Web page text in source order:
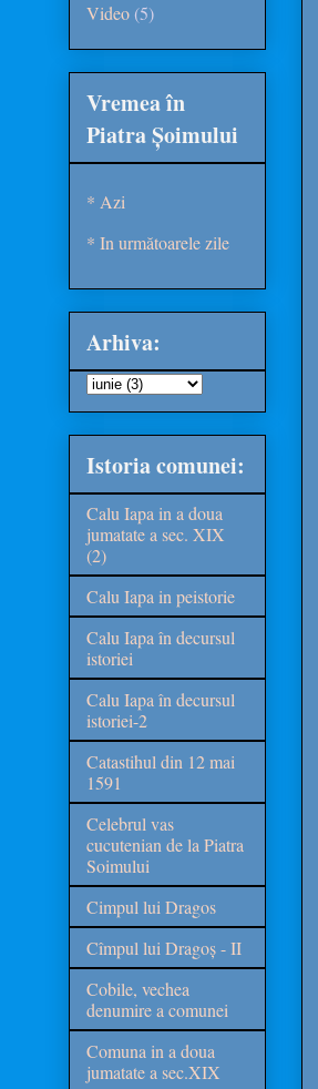
Video (5)
Vremea în
Piatra Șoimului
* Azi
* In următoarele zile
Arhiva:
Istoria comunei:
Calu Iapa in a doua
jumatate a sec. XIX
(2)
Calu Iapa in peistorie
Calu Iapa în decursul
istoriei
Calu Iapa în decursul
istoriei-2
Catastihul din 12 mai
1591
Celebrul vas
cucutenian de la Piatra
Soimului
Cimpul lui Dragos
Cîmpul lui Dragoș - II
Cobile, vechea
denumire a comunei
Comuna in a doua
jumatate a sec.XIX